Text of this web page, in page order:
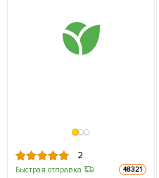
2
Быстрая отправка 48321